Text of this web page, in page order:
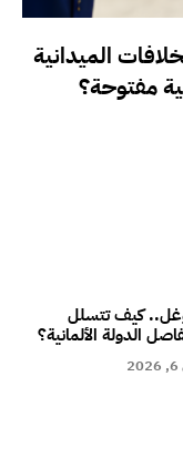
الميدانية
مفتوحة؟
كيف تتسلل
الدولة الألمانية؟